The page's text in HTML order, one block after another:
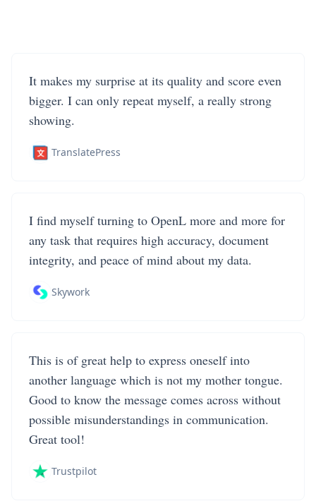
It makes my surprise at its quality and score even
bigger. I can only repeat myself, a really strong
showing.
TranslatePress
I find myself turning to OpenL more and more for
any task that requires high accuracy, document
integrity, and peace of mind about my data.
Skywork
This is of great help to express oneself into
another language which is not my mother tongue.
Good to know the message comes across without
possible misunderstandings in communication.
Great tool!
Trustpilot